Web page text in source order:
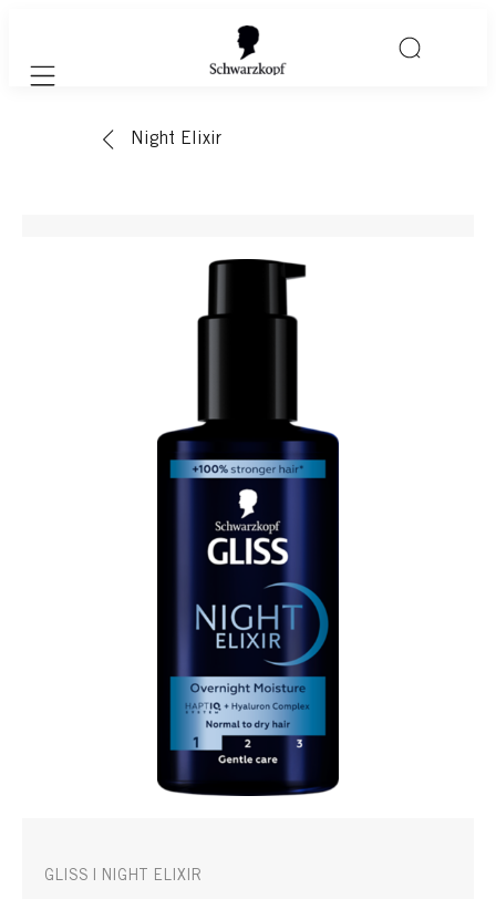
Mobile navigation
Night Elixir
GLISS | NIGHT ELIXIR